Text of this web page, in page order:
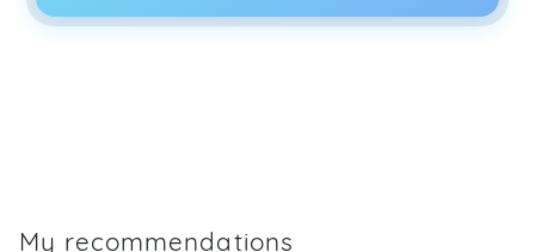
My recommendations